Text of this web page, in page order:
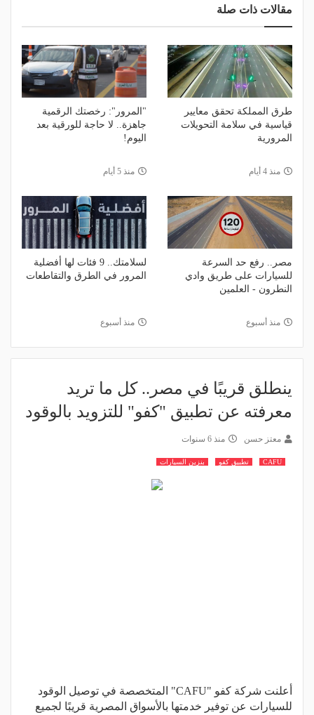
مقالات ذات صلة
طرق المملكة تحقق معايير
قياسية في سلامة التحويلات
المرورية
منذ 4 أيام
"المرور": رخصتك الرقمية
جاهزة.. لا حاجة للورقية بعد
اليوم!
منذ 5 أيام
مصر.. رفع حد السرعة
للسيارات على طريق وادي
النطرون - العلمين
منذ أسبوع
لسلامتك.. 9 فئات لها أفضلية
المرور في الطرق والتقاطعات
منذ أسبوع
ينطلق قريبًا في مصر.. كل ما تريد
معرفته عن تطبيق "كفو" للتزويد بالوقود
معتز حسن منذ 6 سنوات
CAFU تطبيق كفو بنزين السيارات
أعلنت شركة كفو "CAFU" المتخصصة في توصيل الوقود
للسيارات عن توفير خدمتها بالأسواق المصرية قريبًا لجميع